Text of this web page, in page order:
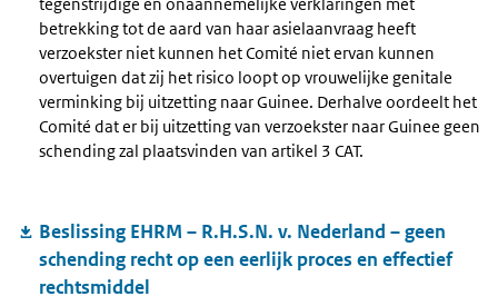
betrekking tot de aard van haar asielaanvraag heeft
verzoekster niet kunnen het Comité niet ervan kunnen
overtuigen dat zij het risico loopt op vrouwelijke genitale
verminking bij uitzetting naar Guinee. Derhalve oordeelt het
Comité dat er bij uitzetting van verzoekster naar Guinee geen
schending zal plaatsvinden van artikel 3 CAT.
Beslissing EHRM – R.H.S.N. v. Nederland – geen
schending recht op een eerlijk proces en effectief
rechtsmiddel